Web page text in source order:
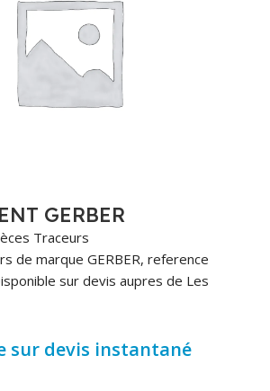
GERBER
Traceurs
de marque GERBER, reference
sur devis aupres de Les
sur devis instantané